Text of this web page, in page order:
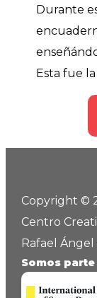
Durante
Esta fue
Copyright ©
Centro
Rafael Ángel
Somos parte